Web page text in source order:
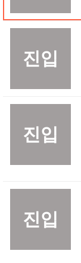
진입
진입
진입